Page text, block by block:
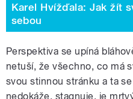
Karel Hvížďala: Jak žít
sebou
Perspektiva se upíná
netuší, že všechno, co má
svou stinnou stránku a ta
nedokáže, stagnuje, je